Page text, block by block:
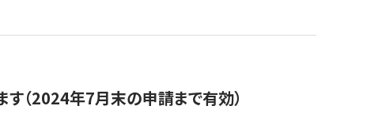
（2024年7月末の申請まで有効）